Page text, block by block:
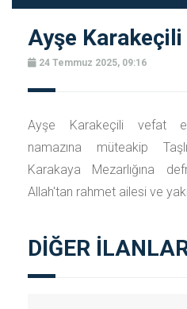
Ayşe Karakeçili
24 Temmuz 2025, 09:16
Ayşe Karakeçili vefat
namazına müteakip
Karakaya Mezarlığına
Allah'tan rahmet ailesi ve
DİĞER